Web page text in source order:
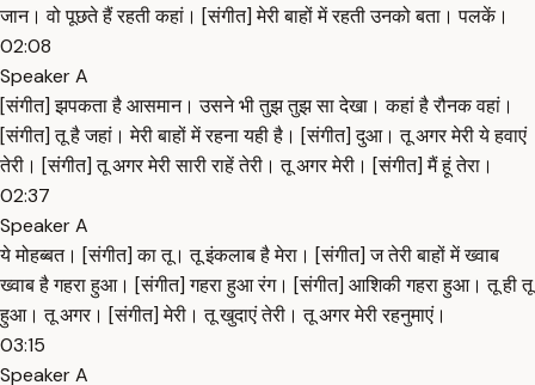
जान। वो पूछते हैं रहती कहां। [संगीत] मेरी बाहों में रहती उनको बता। पलकें।
02:08
Speaker A
[संगीत] झपकता है आसमान। उसने भी तुझ तुझ सा देखा। कहां है रौनक वहां।
[संगीत] तू है जहां। मेरी बाहों में रहना यही है। [संगीत] दुआ। तू अगर मेरी ये हवाएं
तेरी। [संगीत] तू अगर मेरी सारी राहें तेरी। तू अगर मेरी। [संगीत] मैं हूं तेरा।
02:37
Speaker A
ये मोहब्बत। [संगीत] का तू। तू इंकलाब है मेरा। [संगीत] ज तेरी बाहों में ख्वाब
ख्वाब है गहरा हुआ। [संगीत] गहरा हुआ रंग। [संगीत] आशिकी गहरा हुआ। तू ही तू
हुआ। तू अगर। [संगीत] मेरी। तू खुदाएं तेरी। तू अगर मेरी रहनुमाएं।
03:15
Speaker A